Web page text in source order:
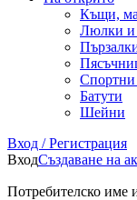
Къщи,
Люлки и
Спортни
Батути
Шейни
Вход / Регистрация
ВходСъздаване на
Потребителско име